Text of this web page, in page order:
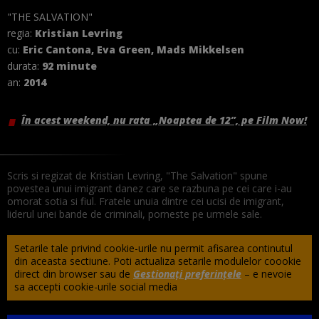
"THE SALVATION"
regia: Kristian Levring
cu: Eric Cantona, Eva Green, Mads Mikkelsen
durata: 92 minute
an: 2014
În acest weekend, nu rata „Noaptea de 12”, pe Film Now!
Scris si regizat de Kristian Levring, "The Salvation" spune
povestea unui imigrant danez care se razbuna pe cei care i-au
omorat sotia si fiul. Fratele unuia dintre cei ucisi de imigrant,
liderul unei bande de criminali, porneste pe urmele sale.
Setarile tale privind cookie-urile nu permit afisarea continutul
din aceasta sectiune. Poti actualiza setarile modulelor coookie
direct din browser sau de Gestionați preferințele – e nevoie
sa accepti cookie-urile social media